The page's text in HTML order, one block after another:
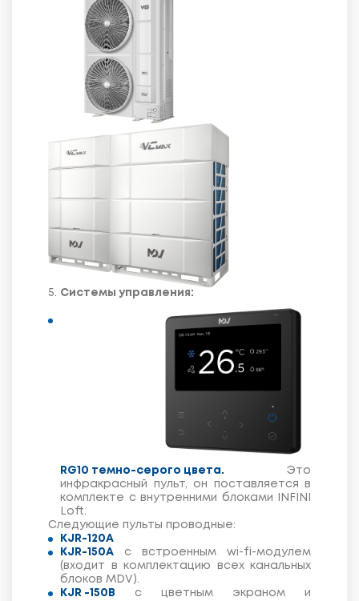
5. Системы управления:
RG10 темно-серого цвета. Это
инфракрасный пульт, он поставляется в
комплекте с внутренними блоками INFINI
Loft.
Следующие пульты проводные:
KJR-120A
KJR-150A с встроенным wi-fi-модулем
(входит в комплектацию всех канальных
блоков MDV).
KJR -150B с цветным экраном и